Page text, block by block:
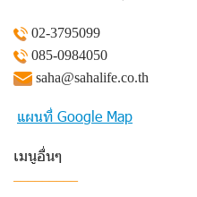
02-3795099
085-0984050
saha@sahalife.co.th
แผนที่ Google Map
เมนูอื่นๆ